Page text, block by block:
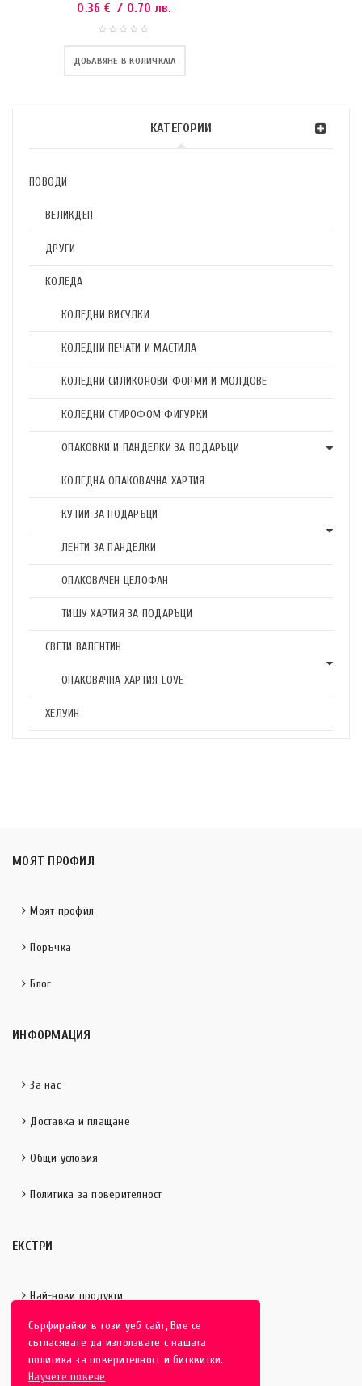
Сърфирайки в този уеб сайт, Вие се
съгласявате да използвате с нашата
политика за поверителност и бисквитки.
Научете повече
КАТЕГОРИИ
ПОВОДИ
ВЕЛИКДЕН
ДРУГИ
КОЛЕДА
КОЛЕДНИ ВИСУЛКИ
КОЛЕДНИ ПЕЧАТИ И МАСТИЛА
КОЛЕДНИ СИЛИКОНОВИ ФОРМИ И МОЛДОВЕ
КОЛЕДНИ СТИРОФОМ ФИГУРКИ
ОПАКОВКИ И ПАНДЕЛКИ ЗА ПОДАРЪЦИ
КОЛЕДНА ОПАКОВАЧНА ХАРТИЯ
КУТИИ ЗА ПОДАРЪЦИ
ЛЕНТИ ЗА ПАНДЕЛКИ
ОПАКОВАЧЕН ЦЕЛОФАН
ТИШУ ХАРТИЯ ЗА ПОДАРЪЦИ
СВЕТИ ВАЛЕНТИН
ОПАКОВАЧНА ХАРТИЯ LOVE
ХЕЛУИН
0.36 € / 0.70 лв.
ДОБАВЯНЕ В КОЛИЧКАТА
МОЯТ ПРОФИЛ
Моят профил
Поръчка
Блог
ИНФОРМАЦИЯ
За нас
Доставка и плащане
Общи условия
Политика за поверителност
ЕКСТРИ
Най-нови продукти
Отличени продукти